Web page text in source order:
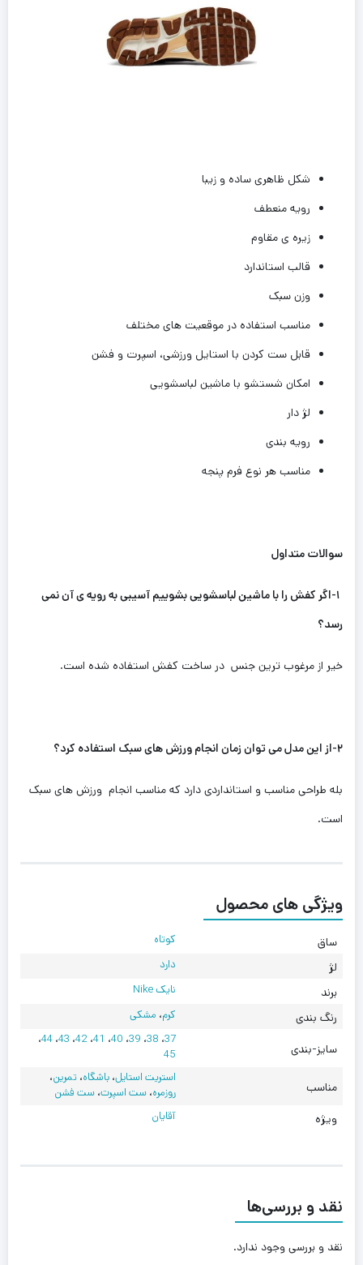
شکل ظاهری ساده و زیبا
رویه منعطف
زیره ی مقاوم
قالب استاندارد
وزن سبک
مناسب استفاده در موقعیت های مختلف
قابل ست کردن با استایل ورزشی، اسپرت و فشن
امکان شستشو با ماشین لباسشویی
لژ دار
رویه بندی
مناسب هر نوع فرم پنجه
سوالات متداول
۱-اگر کفش را با ماشین لباسشویی بشوییم آسیبی به رویه ی آن نمی
رسد؟
خیر از مرغوب ترین جنس در ساخت کفش استفاده شده است.
۲-از این مدل می توان زمان انجام ورزش های سبک استفاده کرد؟
بله طراحی مناسب و استانداردی دارد که مناسب انجام ورزش های سبک
است.
ویژگی های محصول
ساق کوتاه
لژ دارد
برند نایک Nike
رنگ بندی کرم، مشکی
سایز-بندی
37، 38، 39، 40، 41،42، 43،44،
45
مناسب
استریت استایل،باشگاه،تمرین،
روزمره،ست اسپرت،ست فشن
ویژه آقایان
نقد و بررسی‌ها
نقد و بررسی وجود ندارد.